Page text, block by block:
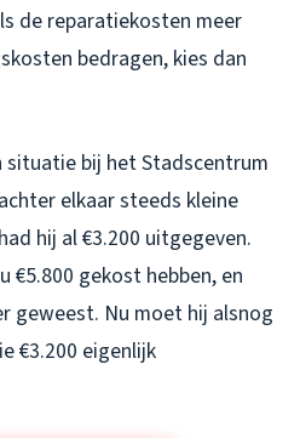
de reparatiekosten meer
bedragen, kies dan
situatie bij het Stadscentrum
elkaar steeds kleine
hij al €3.200 uitgegeven.
€5.800 gekost hebben, en
geweest. Nu moet hij alsnog
€3.200 eigenlijk